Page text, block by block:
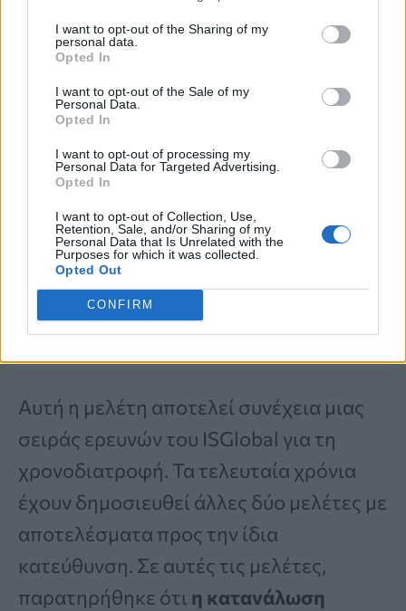
I want to opt-out of the Sharing of my
personal data.
Opted In
I want to opt-out of the Sale of my
Personal Data.
Opted In
I want to opt-out of processing my
Personal Data for Targeted Advertising.
Opted In
I want to opt-out of Collection, Use,
Retention, Sale, and/or Sharing of my
Personal Data that Is Unrelated with the
Purposes for which it was collected.
Opted Out
CONFIRM
πρόσληψης τροφής μπορεί να έρχονται
σε σύγκρουση με το κιρκάδιο σύστημα,
το σύνολο των εσωτερικών ρολογιών
που ρυθμίζουν τους κύκλους της νύχτας
και της ημέρας και τις φυσιολογικές
διεργασίες που πρέπει να τους
συνοδεύουν», προσθέτει.
Απώλεια βάρους: Γιατί δεν αδυνατίζετε
παρόλο που ασκείστε και κάνετε δίαιτα
Αυτή η μελέτη αποτελεί συνέχεια μιας
σειράς ερευνών του ISGlobal για τη
χρονοδιατροφή. Τα τελευταία χρόνια
έχουν δημοσιευθεί άλλες δύο μελέτες με
αποτελέσματα προς την ίδια
κατεύθυνση. Σε αυτές τις μελέτες,
παρατηρήθηκε ότι η κατανάλωση